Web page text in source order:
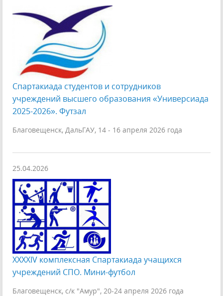
Спартакиада студентов и сотрудников
учреждений высшего образования «Универсиада
2025-2026». Футзал
Благовещенск, ДальГАУ, 14 - 16 апреля 2026 года
25.04.2026
XXXXIV комплексная Спартакиада учащихся
учреждений СПО. Мини-футбол
Благовещенск, с/к "Амур", 20-24 апреля 2026 года